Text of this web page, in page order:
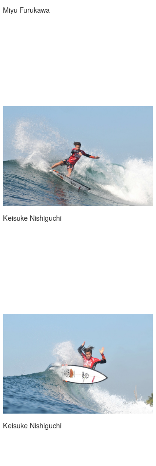
Miyu Furukawa
Keisuke Nishiguchi
Keisuke Nishiguchi